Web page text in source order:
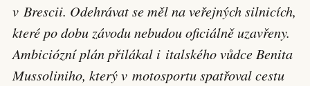
v Brescii. Odehrávat se měl na veřejných silnicích,
které po dobu závodu nebudou oficiálně uzavřeny.
Ambiciózní plán přilákal i italského vůdce Benita
Mussoliniho, který v motosportu spatřoval cestu